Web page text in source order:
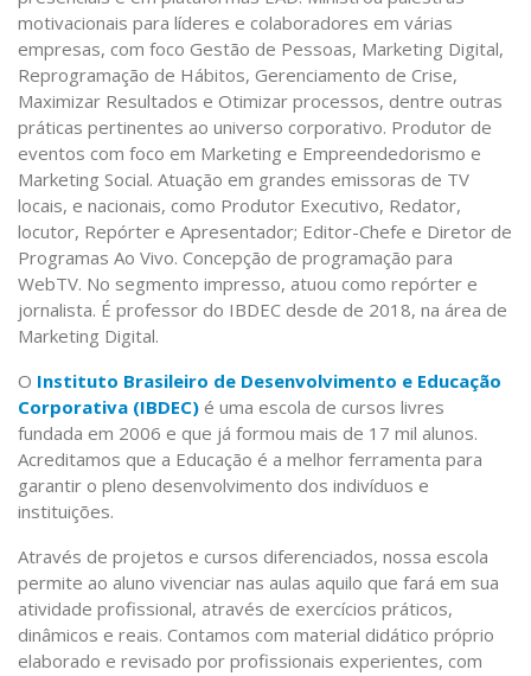
motivacionais para líderes e colaboradores em várias
empresas, com foco Gestão de Pessoas, Marketing Digital,
Reprogramação de Hábitos, Gerenciamento de Crise,
Maximizar Resultados e Otimizar processos, dentre outras
práticas pertinentes ao universo corporativo. Produtor de
eventos com foco em Marketing e Empreendedorismo e
Marketing Social. Atuação em grandes emissoras de TV
locais, e nacionais, como Produtor Executivo, Redator,
locutor, Repórter e Apresentador; Editor-Chefe e Diretor de
Programas Ao Vivo. Concepção de programação para
WebTV. No segmento impresso, atuou como repórter e
jornalista. É professor do IBDEC desde de 2018, na área de
Marketing Digital.
O Instituto Brasileiro de Desenvolvimento e Educação
Corporativa (IBDEC) é uma escola de cursos livres
fundada em 2006 e que já formou mais de 17 mil alunos.
Acreditamos que a Educação é a melhor ferramenta para
garantir o pleno desenvolvimento dos indivíduos e
instituições.
Através de projetos e cursos diferenciados, nossa escola
permite ao aluno vivenciar nas aulas aquilo que fará em sua
atividade profissional, através de exercícios práticos,
dinâmicos e reais. Contamos com material didático próprio
elaborado e revisado por profissionais experientes, com